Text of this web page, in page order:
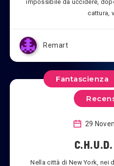
impossibile da uccidere,
cattura,
Remart
Fantascienza
29
Nella città di New York, nei